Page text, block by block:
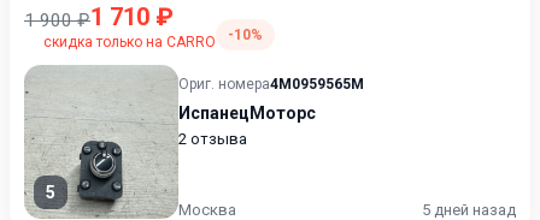
1 900 ₽1 710 ₽
скидка только на CARRO -10%
5
Ориг. номера4M0959565M
ИспанецМоторс
2 отзыва
Москва 5 дней назад